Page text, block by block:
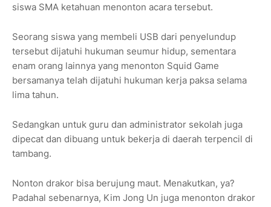
siswa SMA ketahuan menonton acara tersebut.
Seorang siswa yang membeli USB dari penyelundup
tersebut dijatuhi hukuman seumur hidup, sementara
enam orang lainnya yang menonton Squid Game
bersamanya telah dijatuhi hukuman kerja paksa selama
lima tahun.
Sedangkan untuk guru dan administrator sekolah juga
dipecat dan dibuang untuk bekerja di daerah terpencil di
tambang.
Nonton drakor bisa berujung maut. Menakutkan, ya?
Padahal sebenarnya, Kim Jong Un juga menonton drakor